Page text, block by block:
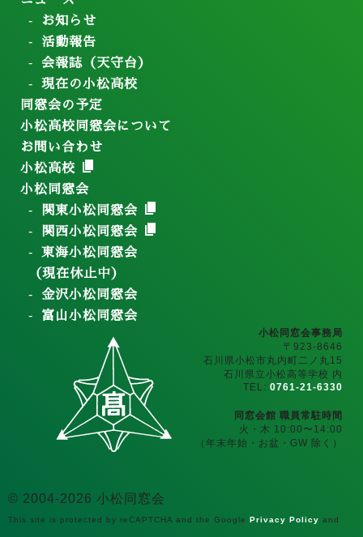
お知らせ
活動報告
会報誌（天守台）
現在の小松高校
同窓会の予定
小松高校同窓会について
お問い合わせ
小松高校
小松同窓会
関東小松同窓会
関西小松同窓会
東海小松同窓会
（現在休止中）
金沢小松同窓会
富山小松同窓会
小松同窓会事務局
〒923-8646
石川県小松市丸内町二ノ丸15
石川県立小松高等学校 内
TEL: 0761-21-6330
同窓会館 職員常駐時間
火・木 10:00〜14:00
（年末年始・お盆・GW 除く）
© 2004-2026 小松同窓会
This site is protected by reCAPTCHA and the Google Privacy Policy and